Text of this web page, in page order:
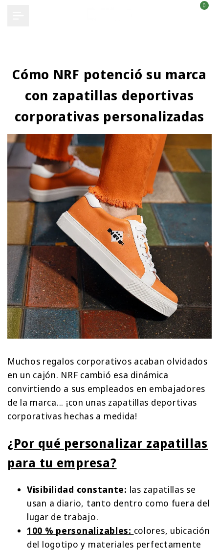
0
Cómo NRF potenció su marca
con zapatillas deportivas
corporativas personalizadas
Muchos regalos corporativos acaban olvidados
en un cajón. NRF cambió esa dinámica
convirtiendo a sus empleados en embajadores
de la marca... ¡con unas zapatillas deportivas
corporativas hechas a medida!
¿Por qué personalizar zapatillas
para tu empresa?
Visibilidad constante: las zapatillas se
usan a diario, tanto dentro como fuera del
lugar de trabajo.
100 % personalizables: colores, ubicación
del logotipo y materiales perfectamente